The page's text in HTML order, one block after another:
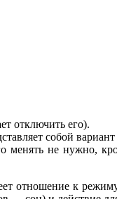
отключить его).
собой
не нужно,
отношение к